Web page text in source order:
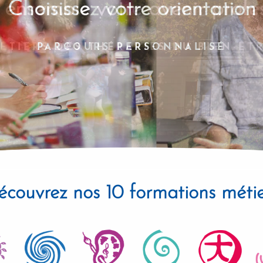
Choisissez votre orientation
PARCOURS PERSONNALISÉ
nos 10 formations